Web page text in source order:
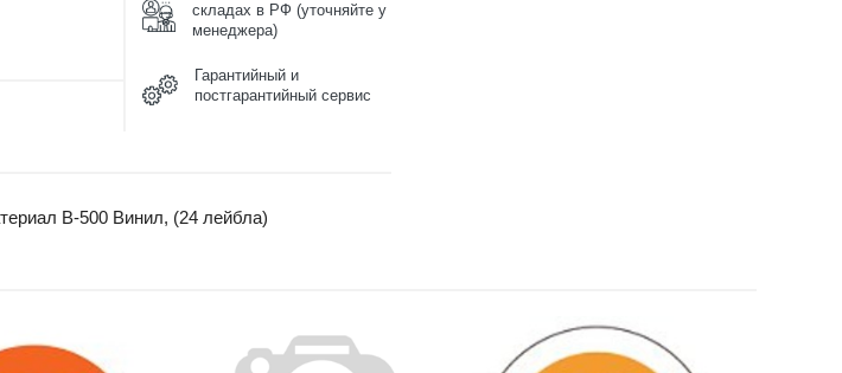
складах в РФ (уточняйте у
менеджера)
Гарантийный и
постгарантийный сервис
B-500 Винил, (24 лейбла)